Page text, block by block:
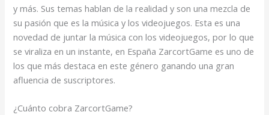
y más. Sus temas hablan de la realidad y son una mezcla de
su pasión que es la música y los videojuegos. Esta es una
novedad de juntar la música con los videojuegos, por lo que
se viraliza en un instante, en España ZarcortGame es uno de
los que más destaca en este género ganando una gran
afluencia de suscriptores.
¿Cuánto cobra ZarcortGame?